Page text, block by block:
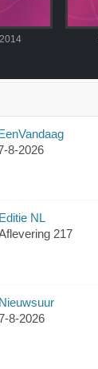
EenVandaag
8-2026
Editie NL
217
Nieuwsuur
8-2026